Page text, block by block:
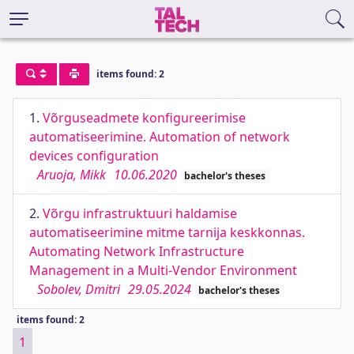
items found: 2
1. Võrguseadmete konfigureerimise
automatiseerimine. Automation of network
devices configuration
Aruoja, Mikk 10.06.2020 bachelor's theses
2. Võrgu infrastruktuuri haldamise
automatiseerimine mitme tarnija keskkonnas.
Automating Network Infrastructure
Management in a Multi-Vendor Environment
Sobolev, Dmitri 29.05.2024 bachelor's theses
items found: 2
1